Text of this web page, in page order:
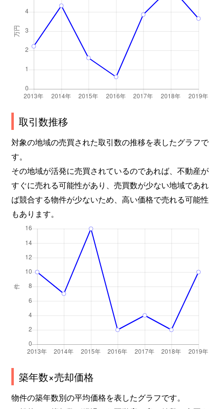
取引数推移
対象の地域の売買された取引数の推移を表したグラフで
す。
その地域が活発に売買されているのであれば、不動産が
すぐに売れる可能性があり、売買数が少ない地域であれ
ば競合する物件が少ないため、高い価格で売れる可能性
もあります。
築年数×売却価格
物件の築年数別の平均価格を表したグラフです。